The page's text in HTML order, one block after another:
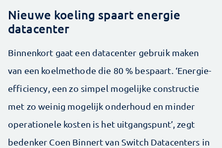
Nieuwe koeling spaart energie
datacenter
Binnenkort gaat een datacenter gebruik maken
van een koelmethode die 80 % bespaart. ‘Energie-
efficiency, een zo simpel mogelijke constructie
met zo weinig mogelijk onderhoud en minder
operationele kosten is het uitgangspunt’, zegt
bedenker Coen Binnert van Switch Datacenters in